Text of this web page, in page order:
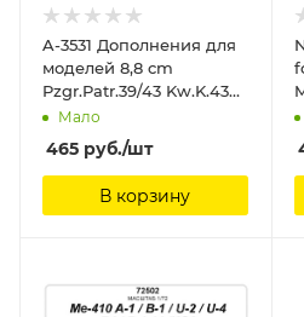
A-3531 Дополнения для
моделей 8,8 cm
Pzgr.Patr.39/43 Kw.K.43
Eureka XXL
Мало
465 руб./шт
В корзину